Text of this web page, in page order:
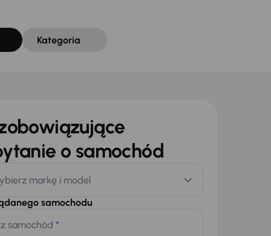
Kategoria
o samochód
markę i model
samochodu
samochód *